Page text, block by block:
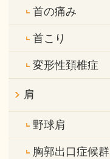
首の痛み
首こり
変形性頚椎症
肩
野球肩
胸郭出口症候群